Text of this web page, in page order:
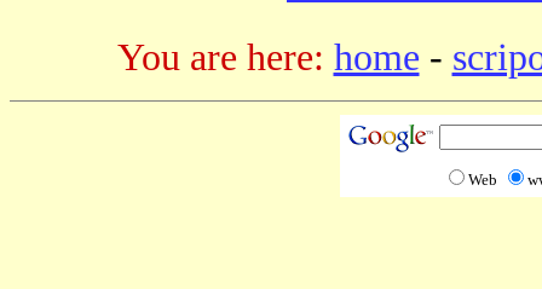
You are here: home -
Web